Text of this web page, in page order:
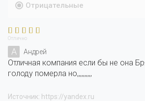
Отрицательные
Отлично
А Андрей
Отличная компания если бы не она
голоду померла но,,,,,,,,,,
Источник: https://yandex.ru